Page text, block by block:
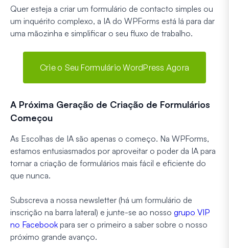
Quer esteja a criar um formulário de contacto simples ou
um inquérito complexo, a IA do WPForms está lá para dar
uma mãozinha e simplificar o seu fluxo de trabalho.
Crie o Seu Formulário WordPress Agora
A Próxima Geração de Criação de Formulários
Começou
As Escolhas de IA são apenas o começo. Na WPForms,
estamos entusiasmados por aproveitar o poder da IA para
tornar a criação de formulários mais fácil e eficiente do
que nunca.
Subscreva a nossa newsletter (há um formulário de
inscrição na barra lateral) e junte-se ao nosso grupo VIP
no Facebook para ser o primeiro a saber sobre o nosso
próximo grande avanço.